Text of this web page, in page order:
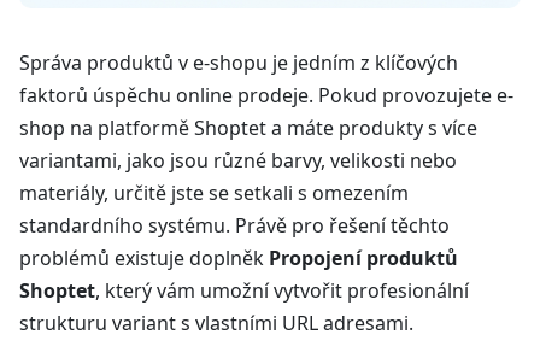
Správa produktů v e-shopu je jedním z klíčových
faktorů úspěchu online prodeje. Pokud provozujete e-
shop na platformě Shoptet a máte produkty s více
variantami, jako jsou různé barvy, velikosti nebo
materiály, určitě jste se setkali s omezením
standardního systému. Právě pro řešení těchto
problémů existuje doplněk Propojení produktů
Shoptet, který vám umožní vytvořit profesionální
strukturu variant s vlastními URL adresami.